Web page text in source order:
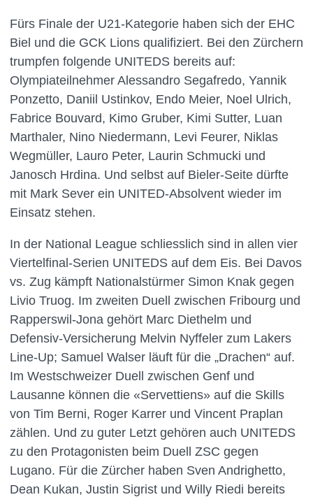
Fürs Finale der U21-Kategorie haben sich der EHC
Biel und die GCK Lions qualifiziert. Bei den Zürchern
trumpfen folgende UNITEDS bereits auf:
Olympiateilnehmer Alessandro Segafredo, Yannik
Ponzetto, Daniil Ustinkov, Endo Meier, Noel Ulrich,
Fabrice Bouvard, Kimo Gruber, Kimi Sutter, Luan
Marthaler, Nino Niedermann, Levi Feurer, Niklas
Wegmüller, Lauro Peter, Laurin Schmucki und
Janosch Hrdina. Und selbst auf Bieler-Seite dürfte
mit Mark Sever ein UNITED-Absolvent wieder im
Einsatz stehen.
In der National League schliesslich sind in allen vier
Viertelfinal-Serien UNITEDS auf dem Eis. Bei Davos
vs. Zug kämpft Nationalstürmer Simon Knak gegen
Livio Truog. Im zweiten Duell zwischen Fribourg und
Rapperswil-Jona gehört Marc Diethelm und
Defensiv-Versicherung Melvin Nyffeler zum Lakers
Line-Up; Samuel Walser läuft für die „Drachen“ auf.
Im Westschweizer Duell zwischen Genf und
Lausanne können die «Servettiens» auf die Skills
von Tim Berni, Roger Karrer und Vincent Praplan
zählen. Und zu guter Letzt gehören auch UNITEDS
zu den Protagonisten beim Duell ZSC gegen
Lugano. Für die Zürcher haben Sven Andrighetto,
Dean Kukan, Justin Sigrist und Willy Riedi bereits